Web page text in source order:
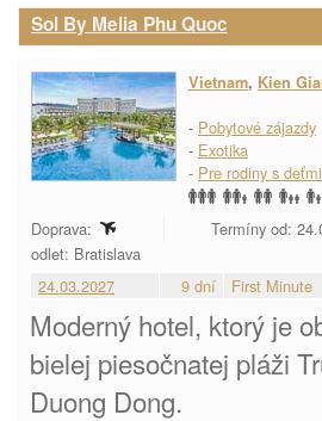
Sol By Melia Phu Quoc
Vietnam, Kien
- Pobytové zájazdy
- Exotika
- Pre rodiny s deťmi
Doprava:
Termíny od:
odlet: Bratislava
24.03.2027
9 dní First Minute
Moderný hotel, ktorý je
bielej piesočnatej pláži
Duong Dong.